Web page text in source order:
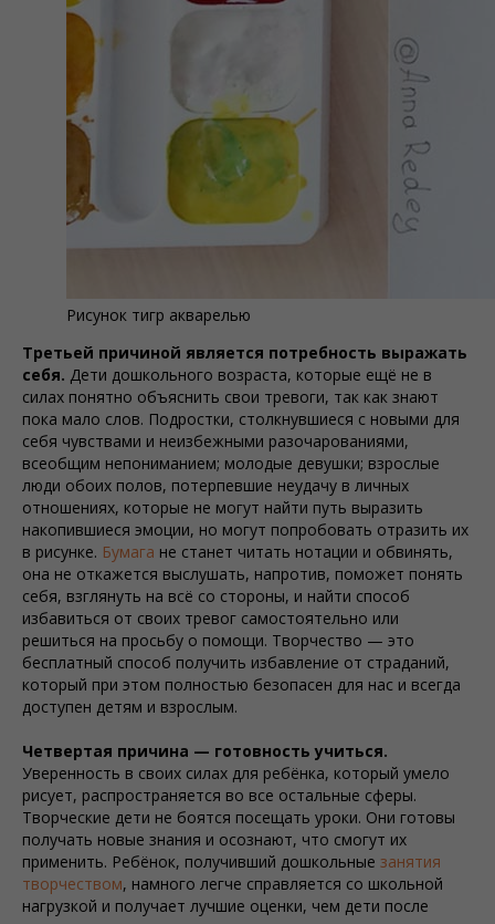
Рисунок тигр акварелью
Третьей причиной является потребность выражать
себя. Дети дошкольного возраста, которые ещё не в
силах понятно объяснить свои тревоги, так как знают
пока мало слов. Подростки, столкнувшиеся с новыми для
себя чувствами и неизбежными разочарованиями,
всеобщим непониманием; молодые девушки; взрослые
люди обоих полов, потерпевшие неудачу в личных
отношениях, которые не могут найти путь выразить
накопившиеся эмоции, но могут попробовать отразить их
в рисунке. Бумага не станет читать нотации и обвинять,
она не откажется выслушать, напротив, поможет понять
себя, взглянуть на всё со стороны, и найти способ
избавиться от своих тревог самостоятельно или
решиться на просьбу о помощи. Творчество — это
бесплатный способ получить избавление от страданий,
который при этом полностью безопасен для нас и всегда
доступен детям и взрослым.
Четвертая причина — готовность учиться.
Уверенность в своих силах для ребёнка, который умело
рисует, распространяется во все остальные сферы.
Творческие дети не боятся посещать уроки. Они готовы
получать новые знания и осознают, что смогут их
применить. Ребёнок, получивший дошкольные занятия
творчеством, намного легче справляется со школьной
нагрузкой и получает лучшие оценки, чем дети после